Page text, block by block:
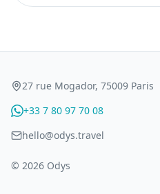
27 rue Mogador, 75009 Paris
+33 7 80 97 70 08
hello@odys.travel
© 2026 Odys